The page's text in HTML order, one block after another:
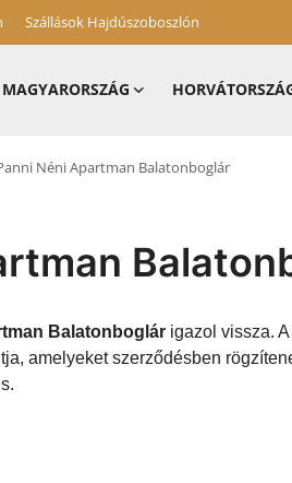
Szállások Hajdúszoboszlón
MAGYARORSZÁG
Néni Apartman Balatonboglár
Balatonboglár igazol vissza.
amelyeket szerződésben